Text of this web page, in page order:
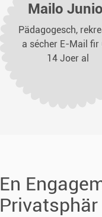
Mailo
Pädagogesch,
a sécher E-Mail fir
14 Joer al
En
Privatsphär